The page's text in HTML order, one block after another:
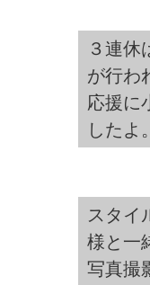
３連休
が行わ
応援に
したよ。
スタイ
様と一
写真撮